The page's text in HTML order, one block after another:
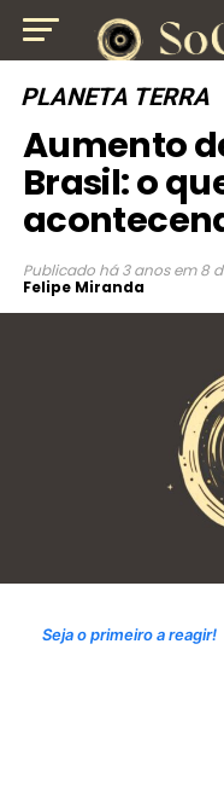
PLANETA TERRA
Aumento
Brasil: o
Publicado há 3 anos em 8
Felipe Miranda
Seja o primeiro a reagir!